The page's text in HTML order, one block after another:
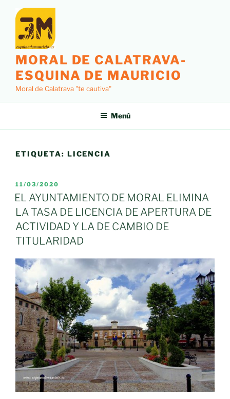
contenido
MORAL DE CALATRAVA-
ESQUINA DE MAURICIO
Moral de Calatrava "te cautiva"
Menú
ETIQUETA: LICENCIA
PUBLICADO
EL
11/03/2020
EL AYUNTAMIENTO DE MORAL ELIMINA
LA TASA DE LICENCIA DE APERTURA DE
ACTIVIDAD Y LA DE CAMBIO DE
TITULARIDAD